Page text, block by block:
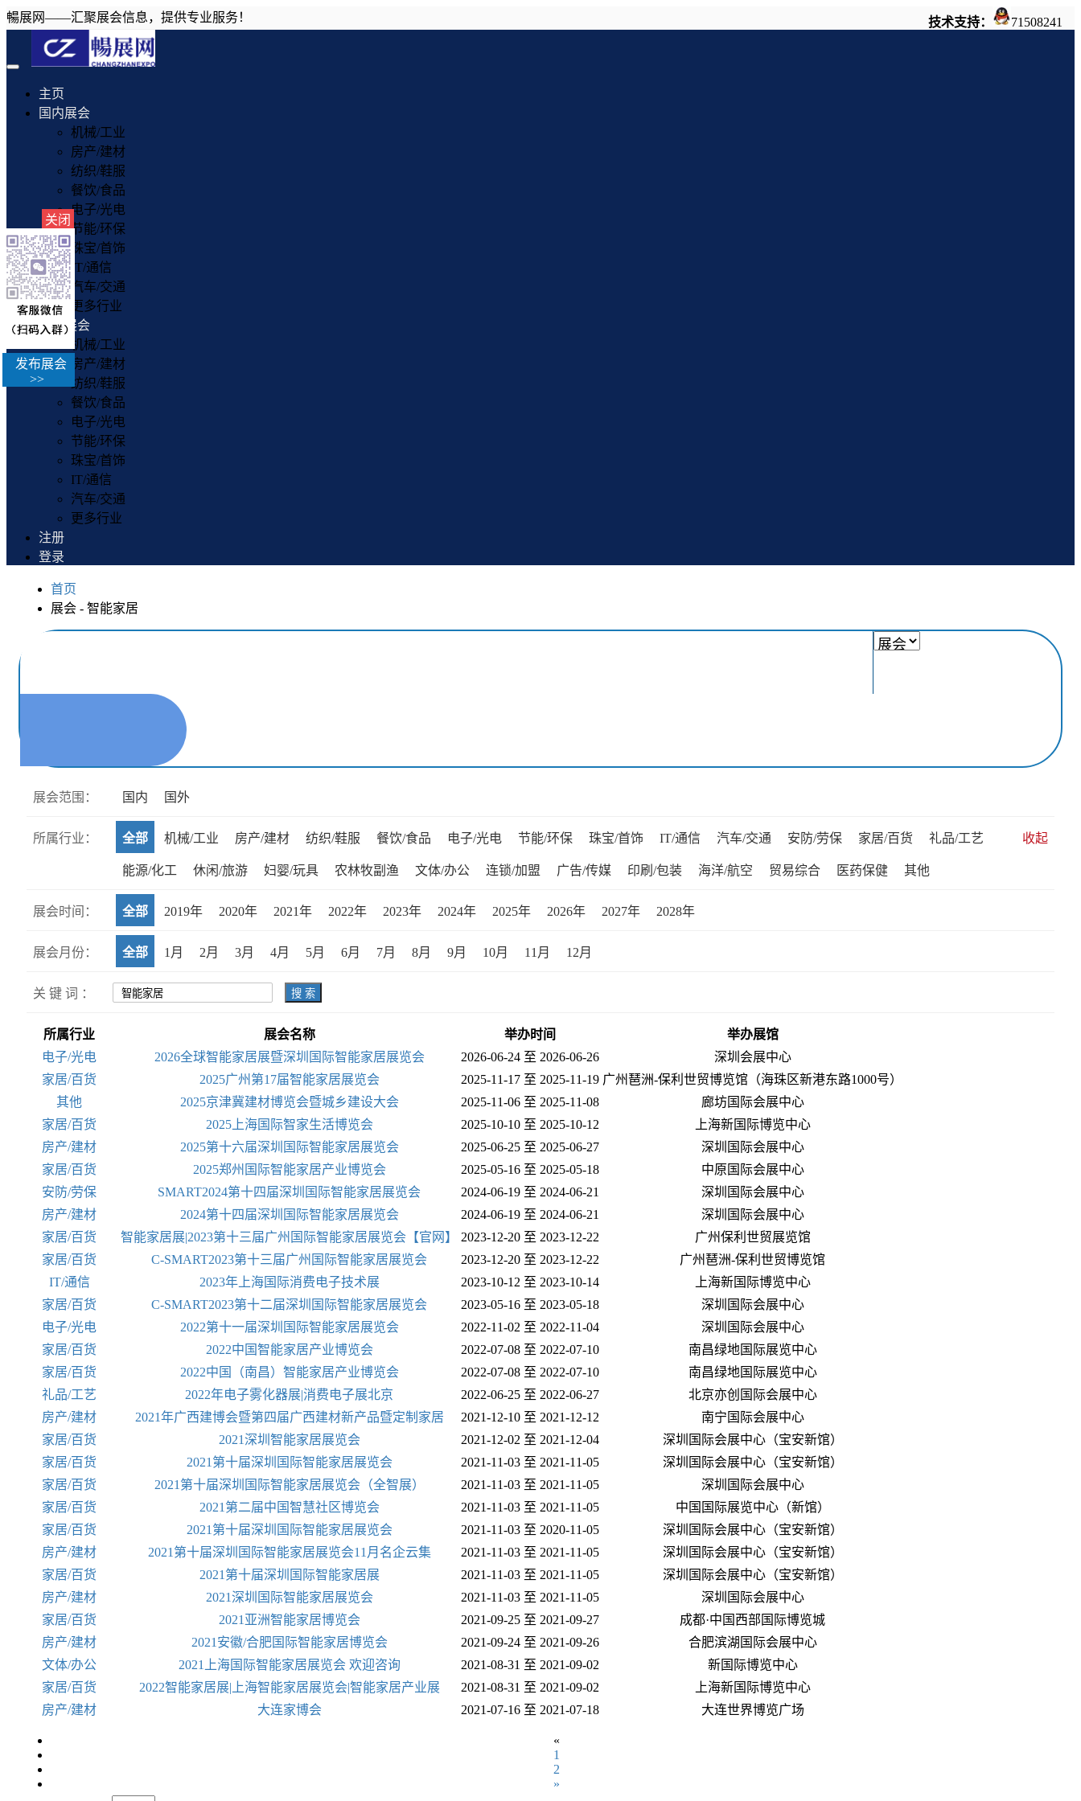
暢展网——汇聚展会信息，提供专业服务！ 技术支持： 71508241
Toggle
navigation
主页
国内展会
机械/工业
房产/建材
纺织/鞋服
餐饮/食品
电子/光电
节能/环保
珠宝/首饰
IT/通信
汽车/交通
更多行业
国外展会
机械/工业
房产/建材
纺织/鞋服
餐饮/食品
电子/光电
节能/环保
珠宝/首饰
IT/通信
汽车/交通
更多行业
注册
登录
首页
展会 - 智能家居
展会范围： 国内 国外
所属行业： 全部 机械/工业 房产/建材 纺织/鞋服 餐饮/食品 电子/光电 节能/环保 珠宝/首饰 IT/通信 汽车/交通 安防/劳保 家居/百货 礼品/工艺
能源/化工 休闲/旅游 妇婴/玩具 农林牧副渔 文体/办公 连锁/加盟 广告/传媒 印刷/包装 海洋/航空 贸易综合 医药保健 其他
收起
展会时间： 全部 2019年 2020年 2021年 2022年 2023年 2024年 2025年 2026年 2027年 2028年
展会月份： 全部 1月 2月 3月 4月 5月 6月 7月 8月 9月 10月 11月 12月
关 键 词 ： 搜 索
所属行业 展会名称 举办时间
举办展馆
电子/光电
2026全球智能家居展暨深圳国际智能家居展览会 2026-06-24 至 2026-06-26
深圳会展中心
家居/百货
2025广州第17届智能家居展览会 2025-11-17 至 2025-11-19 广州琶洲-保利世贸博览馆（海珠区新港东路1000号）
其他
2025京津冀建材博览会暨城乡建设大会 2025-11-06 至 2025-11-08
廊坊国际会展中心
家居/百货
2025上海国际智家生活博览会 2025-10-10 至 2025-10-12
上海新国际博览中心
房产/建材
2025第十六届深圳国际智能家居展览会 2025-06-25 至 2025-06-27
深圳国际会展中心
家居/百货
2025郑州国际智能家居产业博览会 2025-05-16 至 2025-05-18
中原国际会展中心
安防/劳保
SMART2024第十四届深圳国际智能家居展览会 2024-06-19 至 2024-06-21
深圳国际会展中心
房产/建材
2024第十四届深圳国际智能家居展览会 2024-06-19 至 2024-06-21
深圳国际会展中心
家居/百货
智能家居展|2023第十三届广州国际智能家居展览会【官网】 2023-12-20 至 2023-12-22
广州保利世贸展览馆
家居/百货
C-SMART2023第十三届广州国际智能家居展览会 2023-12-20 至 2023-12-22
广州琶洲-保利世贸博览馆
IT/通信
2023年上海国际消费电子技术展 2023-10-12 至 2023-10-14
上海新国际博览中心
家居/百货
C-SMART2023第十二届深圳国际智能家居展览会 2023-05-16 至 2023-05-18
深圳国际会展中心
电子/光电
2022第十一届深圳国际智能家居展览会 2022-11-02 至 2022-11-04
深圳国际会展中心
家居/百货
2022中国智能家居产业博览会 2022-07-08 至 2022-07-10
南昌绿地国际展览中心
家居/百货
2022中国（南昌）智能家居产业博览会 2022-07-08 至 2022-07-10
南昌绿地国际展览中心
礼品/工艺
2022年电子雾化器展|消费电子展北京 2022-06-25 至 2022-06-27
北京亦创国际会展中心
房产/建材
2021年广西建博会暨第四届广西建材新产品暨定制家居 2021-12-10 至 2021-12-12
南宁国际会展中心
家居/百货
2021深圳智能家居展览会 2021-12-02 至 2021-12-04
深圳国际会展中心（宝安新馆）
家居/百货
2021第十届深圳国际智能家居展览会 2021-11-03 至 2021-11-05
深圳国际会展中心（宝安新馆）
家居/百货
2021第十届深圳国际智能家居展览会（全智展） 2021-11-03 至 2021-11-05
深圳国际会展中心
家居/百货
2021第二届中国智慧社区博览会 2021-11-03 至 2021-11-05
中国国际展览中心（新馆）
家居/百货
2021第十届深圳国际智能家居展览会 2021-11-03 至 2020-11-05
深圳国际会展中心（宝安新馆）
房产/建材
2021第十届深圳国际智能家居展览会11月名企云集 2021-11-03 至 2021-11-05
深圳国际会展中心（宝安新馆）
家居/百货
2021第十届深圳国际智能家居展 2021-11-03 至 2021-11-05
深圳国际会展中心（宝安新馆）
房产/建材
2021深圳国际智能家居展览会 2021-11-03 至 2021-11-05
深圳国际会展中心
家居/百货
2021亚洲智能家居博览会 2021-09-25 至 2021-09-27
成都·中国西部国际博览城
房产/建材
2021安徽/合肥国际智能家居博览会 2021-09-24 至 2021-09-26
合肥滨湖国际会展中心
文体/办公
2021上海国际智能家居展览会 欢迎咨询 2021-08-31 至 2021-09-02
新国际博览中心
家居/百货
2022智能家居展|上海智能家居展览会|智能家居产业展 2021-08-31 至 2021-09-02
上海新国际博览中心
房产/建材
大连家博会 2021-07-16 至 2021-07-18 大连世界博览广场
«
1
2
»
关闭
发布展会
>>